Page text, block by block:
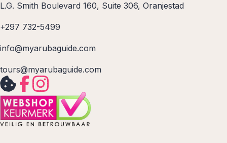
L.G. Smith Boulevard 160, Suite 306, Oranjestad
+297 732-5499
info@myarubaguide.com
tours@myarubaguide.com